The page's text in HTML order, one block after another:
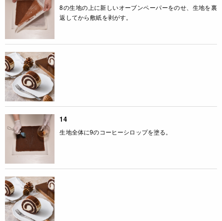
8の生地の上に新しいオーブンペーパーをのせ、生地を裏
返してから敷紙を剥がす。
14
生地全体に9のコーヒーシロップを塗る。